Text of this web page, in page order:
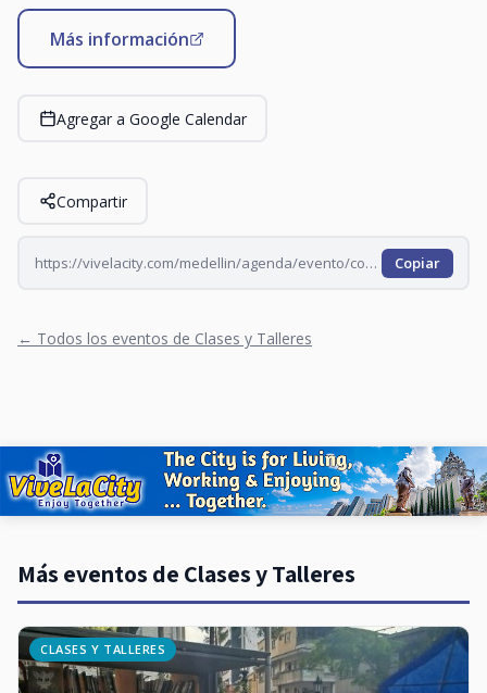
Más información
Agregar a Google Calendar
Compartir
https://vivelacity.com/medellin/agenda/evento/conversaciones-con-luis-alirio-calle Copiar
← Todos los eventos de Clases y Talleres
Más eventos de Clases y Talleres
CLASES Y TALLERES